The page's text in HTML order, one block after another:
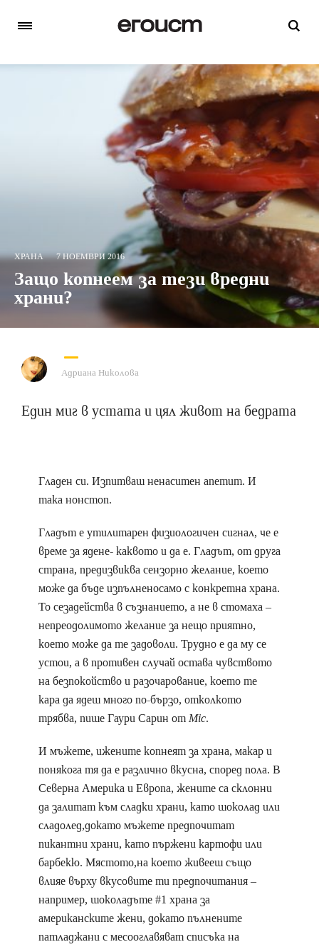
ХРАНА 7 НОЕМВРИ 2016
Защо копнеем за тези вредни
храни?
Адриана Николова
Един миг в устата и цял живот на бедрата
Гладен си. Изпитваш ненаситен апетит. И
така нонстоп.
Гладът е утилитарен физиологичен сигнал, че е
време за ядене- каквото и да е. Гладът, от друга
страна, предизвиква сензорно желание, което
може да бъде изпълненосамо с конкретна храна.
То сезадейства в съзнанието, а не в стомаха –
непреодолимото желание за нещо приятно,
което може да те задоволи. Трудно е да му се
устои, а в противен случай остава чувството
на безпокойство и разочарование, което те
кара да ядеш много по-бързо, отколкото
трябва, пише Гаури Сарин отMic.
И мъжете, ижените копнеят за храна, макар и
понякога тя да е различно вкусна, според пола. В
Северна Америка и Европа, жените са склонни
да залитат към сладки храни, като шоколад или
сладолед,докато мъжете предпочитат
пикантни храни, като пържени картофи или
барбекю. Мястото,на което живееш също
влияе върху вкусовите ти предпочитания –
например, шоколадъте #1 храна за
американските жени, докато пълнените
патладжани с месооглавяват списъка на